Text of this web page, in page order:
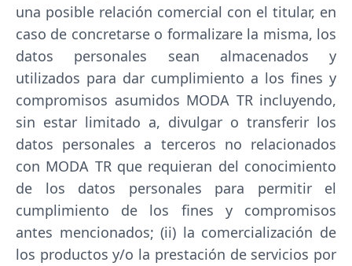
una posible relación comercial con el titular, en
caso de concretarse o formalizare la misma, los
datos personales sean almacenados y
utilizados para dar cumplimiento a los fines y
compromisos asumidos MODA TR incluyendo,
sin estar limitado a, divulgar o transferir los
datos personales a terceros no relacionados
con MODA TR que requieran del conocimiento
de los datos personales para permitir el
cumplimiento de los fines y compromisos
antes mencionados; (ii) la comercialización de
los productos y/o la prestación de servicios por